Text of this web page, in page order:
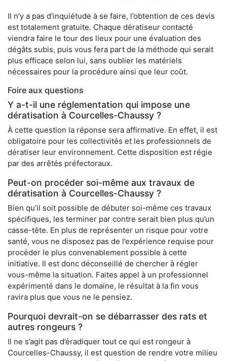
Il n’y a pas d’inquiétude à se faire, l’obtention de ces devis
est totalement gratuite. Chaque dératiseur contacté
viendra faire le tour des lieux pour une évaluation des
dégâts subis, puis vous fera part de la méthode qui serait
plus efficace selon lui, sans oublier les matériels
nécessaires pour la procédure ainsi que leur coût.
Foire aux questions
Y a-t-il une réglementation qui impose une
dératisation à Courcelles-Chaussy ?
À cette question la réponse sera affirmative. En effet, il est
obligatoire pour les collectivités et les professionnels de
dératiser leur environnement. Cette disposition est régie
par des arrêtés préfectoraux.
Peut-on procéder soi-même aux travaux de
dératisation à Courcelles-Chaussy ?
Bien qu’il soit possible de débuter soi-même ces travaux
spécifiques, les terminer par contre serait bien plus qu’un
casse-tête. En plus de représenter un risque pour votre
santé, vous ne disposez pas de l’expérience requise pour
procéder le plus convenablement possible à cette
initiative. Il est donc déconseillé de chercher à régler
vous-même la situation. Faites appel à un professionnel
expérimenté dans le domaine, le résultat à la fin vous
ravira plus que vous ne le pensiez.
Pourquoi devrait-on se débarrasser des rats et
autres rongeurs ?
Il ne s’agit pas d’éradiquer tout ce qui est rongeur à
Courcelles-Chaussy, il est question de rendre votre milieu